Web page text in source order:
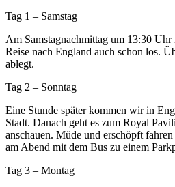
Tag 1 – Samstag
Am Samstagnachmittag um 13:30
Reise nach England auch schon los.
ablegt.
Tag 2 – Sonntag
Eine Stunde später kommen wir in
Stadt. Danach geht es zum Royal
anschauen. Müde und erschöpft
am Abend mit dem Bus zu einem
Tag 3 – Montag